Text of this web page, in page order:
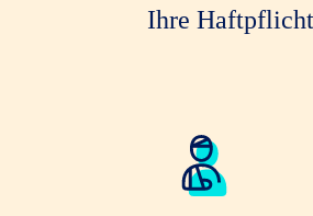
Ihre